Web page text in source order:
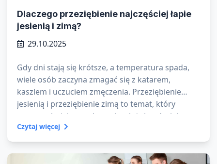
Dlaczego przeziębienie najczęściej łapie
jesienią i zimą?
29.10.2025
Gdy dni stają się krótsze, a temperatura spada,
wiele osób zaczyna zmagać się z katarem,
kaszlem i uczuciem zmęczenia. Przeziębienie
jesienią i przeziębienie zimą to temat, który
powraca każdego roku – niezależnie od wieku czy
stylu życia. Ale dlaczego chorujemy jesienią i zimą
częściej niż w cieplejszych miesiącach?
Czytaj więcej